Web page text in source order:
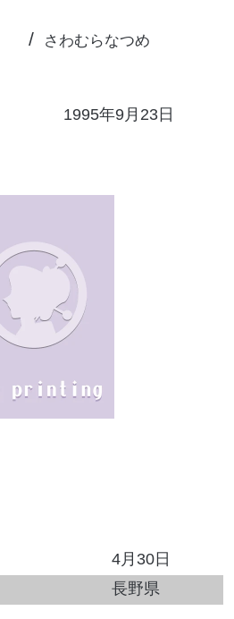
さわむらなつめ
1995年9月23日
4月30日
長野県